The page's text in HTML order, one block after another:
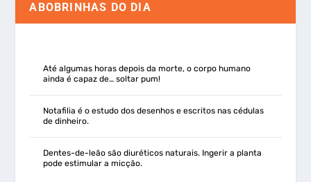
ABOBRINHAS DO DIA
Até algumas horas depois da morte, o corpo humano
ainda é capaz de… soltar pum!
Notafilia é o estudo dos desenhos e escritos nas cédulas
de dinheiro.
Dentes-de-leão são diuréticos naturais. Ingerir a planta
pode estimular a micção.